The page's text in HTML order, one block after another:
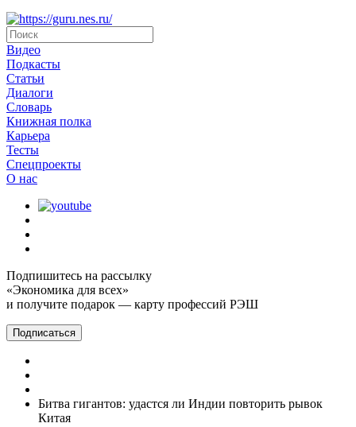
Видео
Подкасты
Статьи
Диалоги
Словарь
Книжная полка
Карьера
Тесты
Спецпроекты
О наc
Подпишитесь на рассылку
«Экономика для всех»
и получите подарок — карту профессий РЭШ
Подписаться
Битва гигантов: удастся ли Индии повторить рывок
Китая